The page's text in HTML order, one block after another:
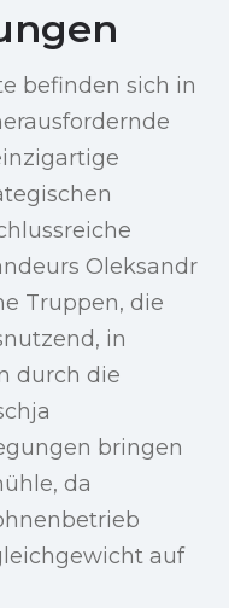
befinden sich in
Oleksandr
Truppen, die
in
durch die
bringen
da
auf